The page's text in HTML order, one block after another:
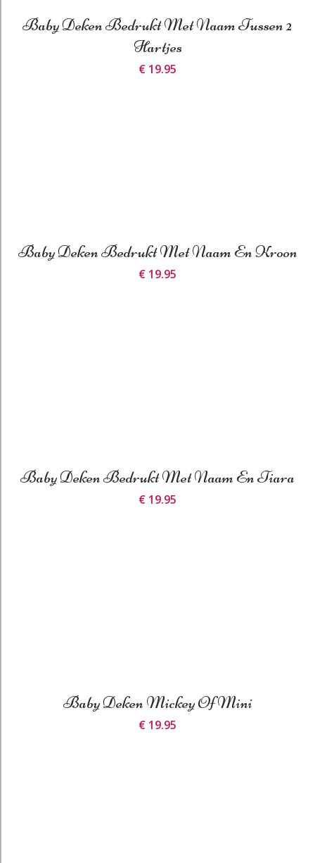
Baby Deken Bedrukt Met Naam Tussen 2
Hartjes
€ 19.95
Baby Deken Bedrukt Met Naam En Kroon
€ 19.95
Baby Deken Bedrukt Met Naam En Tiara
€ 19.95
Baby Deken Mickey Of Mini
€ 19.95